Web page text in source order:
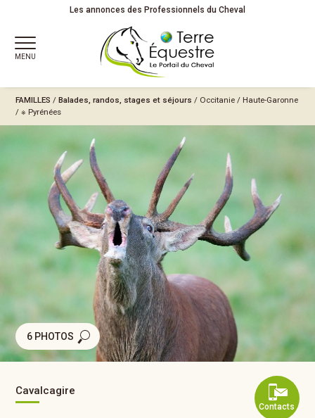
Les annonces des Professionnels du Cheval
MENU
FAMILLES /Balades, randos, stages et séjours / Occitanie / Haute-Garonne
/※ Pyrénées
6 PHOTOS
Contacts
Cavalcagire